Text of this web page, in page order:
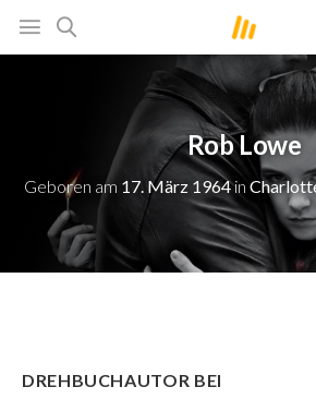
Rob Lowe
Geboren am 17. März 1964in
DREHBUCHAUTOR BEI